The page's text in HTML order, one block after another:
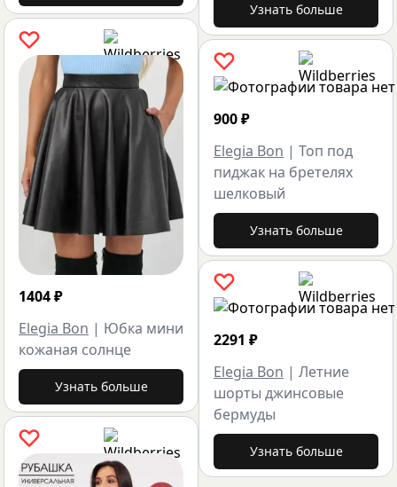
1404₽
Elegia Bon | Юбка мини
кожаная солнце
Узнать больше
Узнать больше
900₽
Elegia Bon | Топ под
пиджак на бретелях
шелковый
Узнать больше
2291 ₽
Elegia Bon | Летние
шорты джинсовые
бермуды
Узнать больше